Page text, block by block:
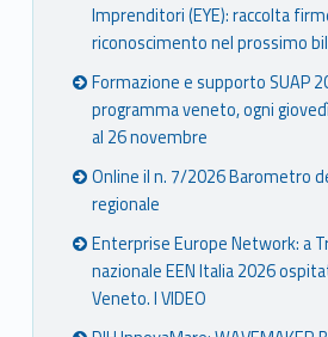
Imprenditori (EYE): raccolta
riconoscimento nel prossimo
Formazione e supporto SUAP
programma veneto, ogni
al 26 novembre
Online il n. 7/2026 Barometro
regionale
Enterprise Europe Network: a
nazionale EEN Italia 2026
Veneto. I VIDEO